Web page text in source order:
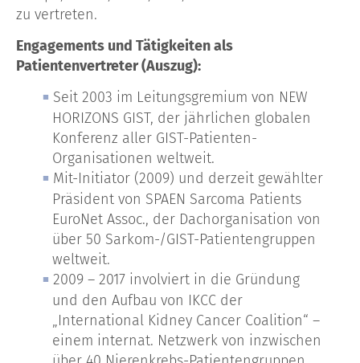
zu vertreten.
Engagements und Tätigkeiten als
Patientenvertreter (Auszug):
Seit 2003 im Leitungsgremium von NEW
HORIZONS GIST, der jährlichen globalen
Konferenz aller GIST-Patienten-
Organisationen weltweit.
Mit-Initiator (2009) und derzeit gewählter
Präsident von SPAEN Sarcoma Patients
EuroNet Assoc., der Dachorganisation von
über 50 Sarkom-/GIST-Patientengruppen
weltweit.
2009 – 2017 involviert in die Gründung
und den Aufbau von IKCC der
„International Kidney Cancer Coalition“ –
einem internat. Netzwerk von inzwischen